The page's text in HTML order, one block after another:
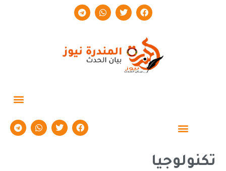
تكنولوجيا